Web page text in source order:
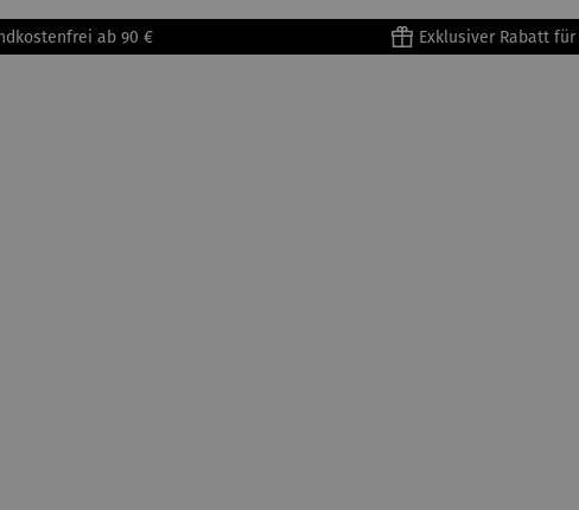
Metallges
ab 90 € Exklusiver Rabatt